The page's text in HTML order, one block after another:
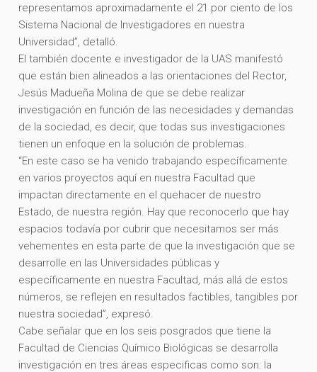
representamos aproximadamente el 21 por ciento de los
Sistema Nacional de Investigadores en nuestra
Universidad”, detalló.
El también docente e investigador de la UAS manifestó
que están bien alineados a las orientaciones del Rector,
Jesús Madueña Molina de que se debe realizar
investigación en función de las necesidades y demandas
de la sociedad, es decir, que todas sus investigaciones
tienen un enfoque en la solución de problemas.
“En este caso se ha venido trabajando específicamente
en varios proyectos aquí en nuestra Facultad que
impactan directamente en el quehacer de nuestro
Estado, de nuestra región. Hay que reconocerlo que hay
espacios todavía por cubrir que necesitamos ser más
vehementes en esta parte de que la investigación que se
desarrolle en las Universidades públicas y
específicamente en nuestra Facultad, más allá de estos
números, se reflejen en resultados factibles, tangibles por
nuestra sociedad”, expresó.
Cabe señalar que en los seis posgrados que tiene la
Facultad de Ciencias Químico Biológicas se desarrolla
investigación en tres áreas especificas como son: la